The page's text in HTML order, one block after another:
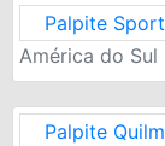
Palpite
América do
Palpite